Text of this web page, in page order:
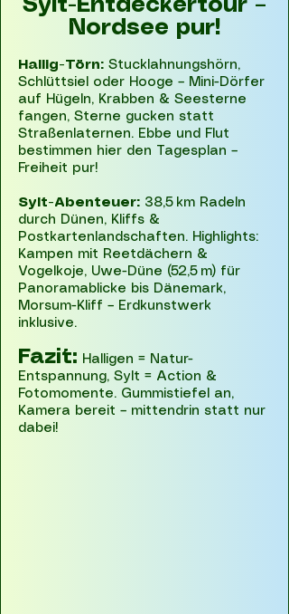
Sylt-Entdeckertour –
Nordsee pur!
Hallig-Törn: Stucklahnungshörn,
Schlüttsiel oder Hooge – Mini-Dörfer
auf Hügeln, Krabben & Seesterne
fangen, Sterne gucken statt
Straßenlaternen. Ebbe und Flut
bestimmen hier den Tagesplan –
Freiheit pur!
Sylt-Abenteuer: 38,5 km Radeln
durch Dünen, Kliffs &
Postkartenlandschaften. Highlights:
Kampen mit Reetdächern &
Vogelkoje, Uwe-Düne (52,5 m) für
Panoramablicke bis Dänemark,
Morsum-Kliff – Erdkunstwerk
inklusive.
Fazit: Halligen = Natur-
Entspannung, Sylt = Action &
Fotomomente. Gummistiefel an,
Kamera bereit – mittendrin statt nur
dabei!